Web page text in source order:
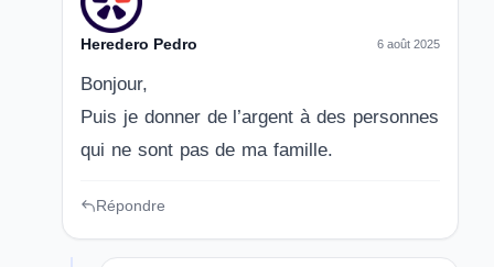
Heredero Pedro 6 août 2025
Bonjour,
Puis je donner de l’argent à des personnes
qui ne sont pas de ma famille.
Répondre